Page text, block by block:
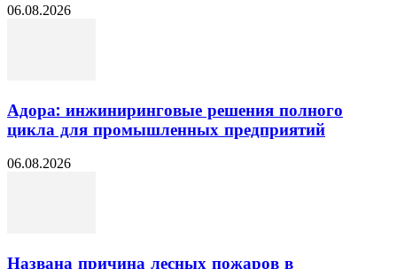
06.08.2026
Адора: инжиниринговые решения полного
цикла для промышленных предприятий
06.08.2026
Названа причина лесных пожаров в